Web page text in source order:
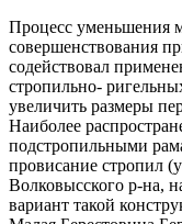
Процесс уменьшения
совершенствования
содействовал
стропильно-
увеличить размеры
Наиболее
подстропильными
провисание стропил
Волковысского р-на,
вариант такой